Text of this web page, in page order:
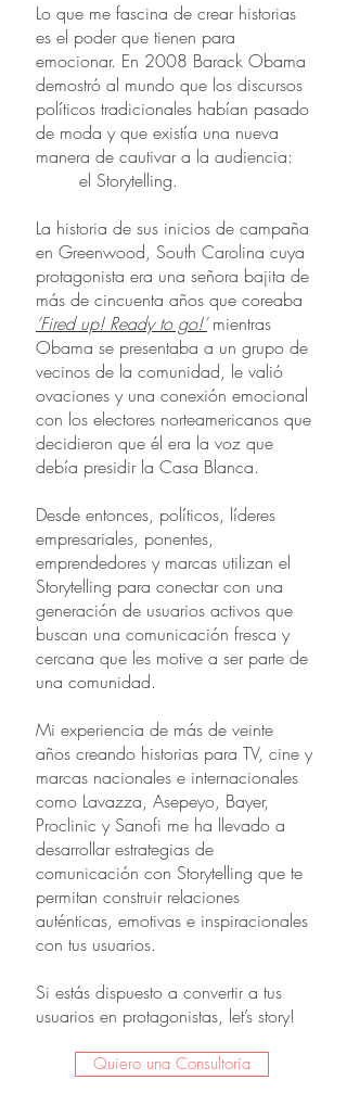
Lo que me fascina de crear historias
es el poder que tienen para
emocionar. En 2008 Barack Obama
demostró al mundo que los discursos
políticos tradicionales habían pasado
de moda y que existía una nueva
manera de cautivar a la audiencia:
el Storytelling.
La historia de sus inicios de campaña
en Greenwood, South Carolina cuya
protagonista era una señora bajita de
más de cincuenta años que coreaba
‘Fired up! Ready to go!’mientras
Obama se presentaba a un grupo de
vecinos de la comunidad, le valió
ovaciones y una conexión emocional
con los electores norteamericanos que
decidieron que él era la voz que
debía presidir la Casa Blanca.
Desde entonces, políticos, líderes
empresariales, ponentes,
emprendedores y marcas utilizan el
Storytelling para conectar con una
generación de usuarios activos que
buscan una comunicación fresca y
cercana que les motive a ser parte de
una comunidad.
Mi experiencia de más de veinte
años creando historias para TV, cine y
marcas nacionales e internacionales
como Lavazza, Asepeyo, Bayer,
Proclinic y Sanofi me ha llevado a
desarrollar estrategias de
comunicación con Storytelling que te
permitan construir relaciones
auténticas, emotivas e inspiracionales
con tus usuarios.
Si estás dispuesto a convertir a tus
usuarios en protagonistas, let’s story!
Quiero una Consultoría